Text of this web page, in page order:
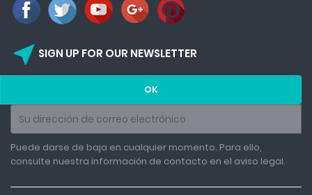
near_me SIGN UP FOR OUR NEWSLETTER
Puede darse de baja en cualquier momento. Para ello,
consulte nuestra información de contacto en el aviso legal.